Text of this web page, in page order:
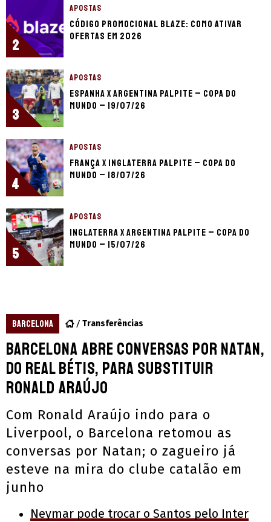
2
APOSTAS
Código promocional Blaze: como ativar
ofertas em 2026
3
APOSTAS
Espanha x Argentina palpite – Copa do
Mundo – 19/07/26
4
APOSTAS
França x Inglaterra palpite – Copa do
Mundo – 18/07/26
5
APOSTAS
Inglaterra x Argentina palpite – Copa do
Mundo – 15/07/26
BARCELONA Transferências
Barcelona abre conversas por Natan,
do Real Bétis, para substituir
Ronald Araújo
Com Ronald Araújo indo para o
Liverpool, o Barcelona retomou as
conversas por Natan; o zagueiro já
esteve na mira do clube catalão em
junho
Neymar pode trocar o Santos pelo Inter